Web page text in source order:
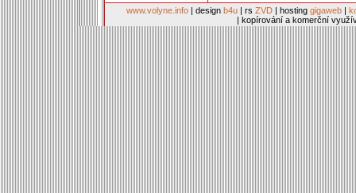
www.volyne.info | design b4u | rs ZVD | hosting gigaweb |
| kopírování a komerční